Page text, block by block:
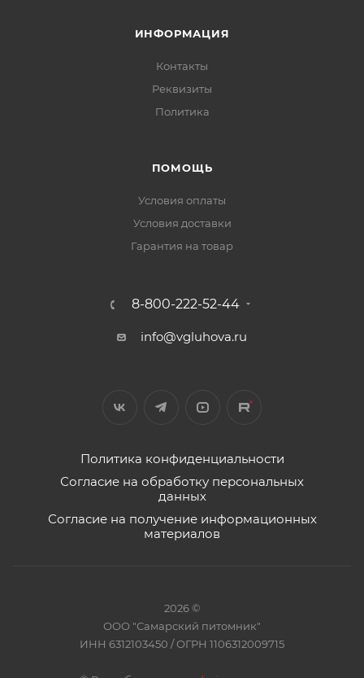
ИНФОРМАЦИЯ
Контакты
Реквизиты
Политика
ПОМОЩЬ
Условия оплаты
Условия доставки
Гарантия на товар
8-800-222-52-44
info@vgluhova.ru
Политика конфиденциальности
Согласие на обработку персональных
данных
Согласие на получение информационных
материалов
2026 ©
ООО "Самарский питомник"
ИНН 6312103450 / ОГРН 1106312009715